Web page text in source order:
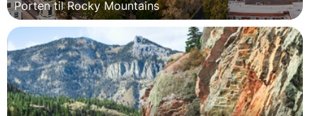
Porten til Rocky Mountains